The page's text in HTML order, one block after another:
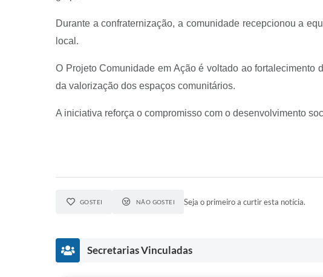
Durante a confraternização, a comunidade recepcionou a
local.
O Projeto Comunidade em Ação é voltado ao
da valorização dos espaços comunitários.
A iniciativa reforça o compromisso com o desenvolvimento
GOSTEI NÃO GOSTEI Seja o primeiro a curtir esta notícia.
Secretarias Vinculadas